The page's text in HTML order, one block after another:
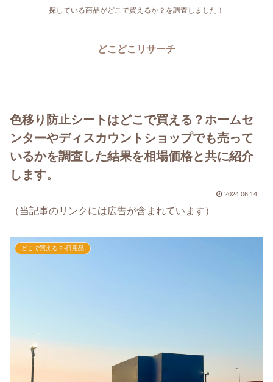
探している商品がどこで買えるか？を調査しました！
どこどこリサーチ
色移り防止シートはどこで買える？ホームセ
ンターやディスカウントショップでも売って
いるかを調査した結果を相場価格と共に紹介
します。
2024.06.14
（当記事のリンクには広告が含まれています）
どこで買える？-日用品